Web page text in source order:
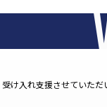
け入れ支援させていた